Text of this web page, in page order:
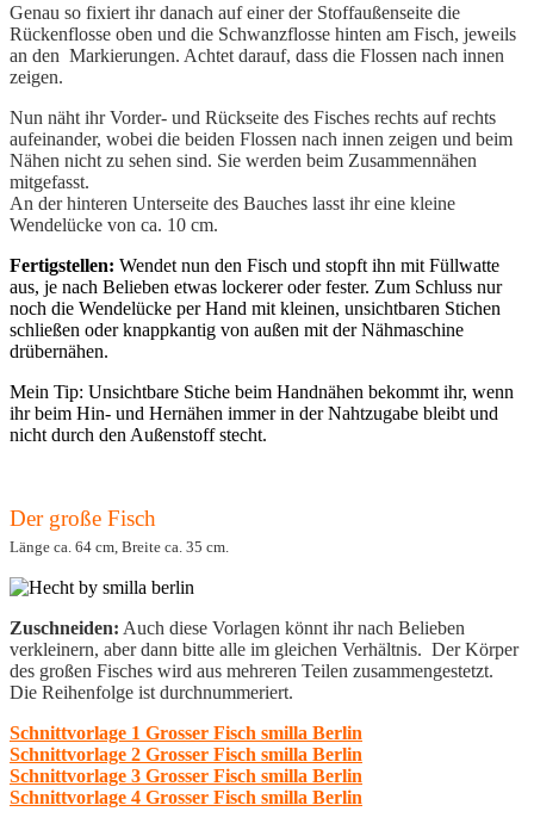
Genau so fixiert ihr danach auf einer der Stoffaußenseite die
Rückenflosse oben und die Schwanzflosse hinten am Fisch, jeweils
an den Markierungen. Achtet darauf, dass die Flossen nach innen
zeigen.
Nun näht ihr Vorder- und Rückseite des Fisches rechts auf rechts
aufeinander, wobei die beiden Flossen nach innen zeigen und beim
Nähen nicht zu sehen sind. Sie werden beim Zusammennähen
mitgefasst.
An der hinteren Unterseite des Bauches lasst ihr eine kleine
Wendelücke von ca. 10 cm.
Fertigstellen: Wendet nun den Fisch und stopft ihn mit Füllwatte
aus, je nach Belieben etwas lockerer oder fester. Zum Schluss nur
noch die Wendelücke per Hand mit kleinen, unsichtbaren Stichen
schließen oder knappkantig von außen mit der Nähmaschine
drübernähen.
Mein Tip: Unsichtbare Stiche beim Handnähen bekommt ihr, wenn
ihr beim Hin- und Hernähen immer in der Nahtzugabe bleibt und
nicht durch den Außenstoff stecht.
Der große Fisch
Länge ca. 64 cm, Breite ca. 35 cm.
Zuschneiden: Auch diese Vorlagen könnt ihr nach Belieben
verkleinern, aber dann bitte alle im gleichen Verhältnis. Der Körper
des großen Fisches wird aus mehreren Teilen zusammengestetzt.
Die Reihenfolge ist durchnummeriert.
Schnittvorlage 1 Grosser Fisch smilla Berlin
Schnittvorlage 2 Grosser Fisch smilla Berlin
Schnittvorlage 3 Grosser Fisch smilla Berlin
Schnittvorlage 4 Grosser Fisch smilla Berlin